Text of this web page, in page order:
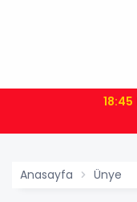
18:45
Anasayfa Ünye